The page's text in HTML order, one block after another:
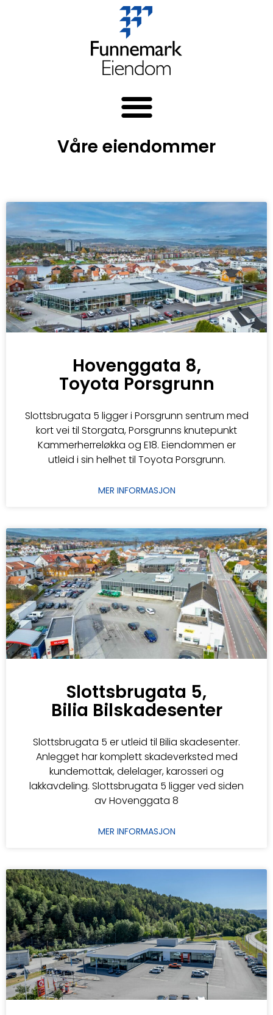
Våre eiendommer
Hovenggata 8,
Toyota Porsgrunn
Slottsbrugata 5 ligger i Porsgrunn sentrum med
kort vei til Storgata, Porsgrunns knutepunkt
Kammerherreløkka og E18. Eiendommen er
utleid i sin helhet til Toyota Porsgrunn.
MER INFORMASJON
Slottsbrugata 5,
Bilia Bilskadesenter
Slottsbrugata 5 er utleid til Bilia skadesenter.
Anlegget har komplett skadeverksted med
kundemottak, delelager, karosseri og
lakkavdeling. Slottsbrugata 5 ligger ved siden
av Hovenggata 8
MER INFORMASJON